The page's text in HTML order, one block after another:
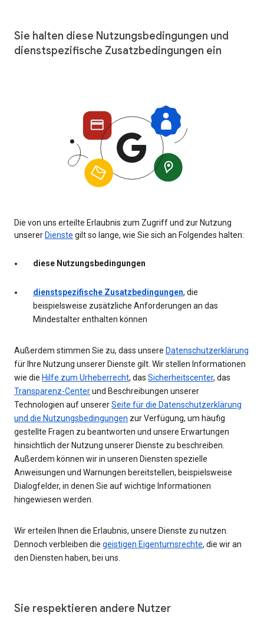
Sie halten diese Nutzungsbedingungen und
dienstspezifische Zusatzbedingungen ein
Die von uns erteilte Erlaubnis zum Zugriff und zur Nutzung
unsererDienste gilt so lange, wie Sie sich an Folgendes halten:
diese Nutzungsbedingungen
dienstspezifische Zusatzbedingungen, die
beispielsweise zusätzliche Anforderungen an das
Mindestalter enthalten können
Außerdem stimmen Sie zu, dass unsere Datenschutzerklärung
für Ihre Nutzung unserer Dienste gilt. Wir stellen Informationen
wie die Hilfe zum Urheberrecht, das Sicherheitscenter, das
Transparenz-Centerund Beschreibungen unserer
Technologien auf unsererSeite für die Datenschutzerklärung
und die Nutzungsbedingungen zur Verfügung, um häufig
gestellte Fragen zu beantworten und unsere Erwartungen
hinsichtlich der Nutzung unserer Dienste zu beschreiben.
Außerdem können wir in unseren Diensten spezielle
Anweisungen und Warnungen bereitstellen, beispielsweise
Dialogfelder, in denen Sie auf wichtige Informationen
hingewiesen werden.
Wir erteilen Ihnen die Erlaubnis, unsere Dienste zu nutzen.
Dennoch verbleiben die geistigen Eigentumsrechte, die wir an
den Diensten haben, bei uns.
Sie respektieren andere Nutzer